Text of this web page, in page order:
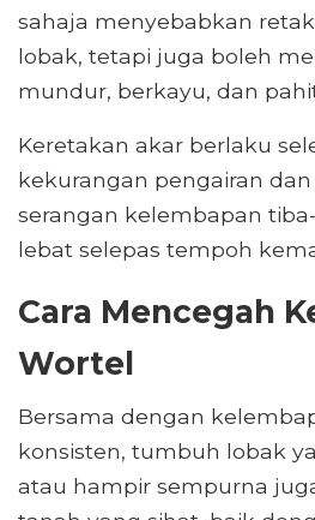
sahaja menyebabkan
lobak, tetapi juga boleh
mundur, berkayu, dan
Keretakan akar berlaku
kekurangan pengairan
serangan kelembapan
lebat selepas tempoh
Cara Mencegah
Wortel
Bersama dengan
konsisten, tumbuh lobak
atau hampir sempurna